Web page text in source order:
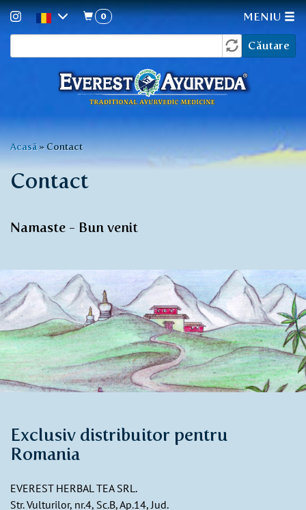
de
căutare
Căutare
0 MENIU
Eşti
aici
Acasă » Contact
Contact
Namaste - Bun venit
Exclusiv distribuitor pentru
Romania
EVEREST HERBAL TEA SRL.
Str. Vulturilor, nr.4, Sc.B, Ap.14, Jud.